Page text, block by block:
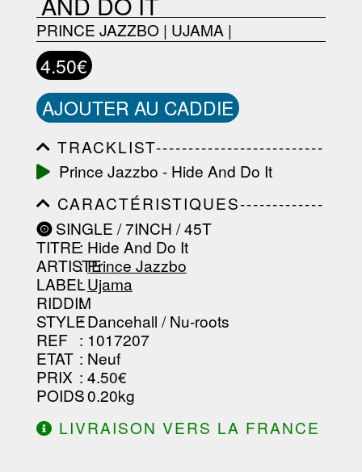
PRINCE JAZZBO| UJAMA |
4.50€
AJOUTER AU CADDIE
TRACKLIST--------------------------
-----------------------------------------
-----------------------------------------
-----------------------------------------
-----------------------------------------
-------------------
Prince Jazzbo - Hide And Do It
CARACTÉRISTIQUES-------------
-----------------------------------------
-----------------------------------------
-----------------------------------------
-----------------------------------------
--------------------------------
SINGLE / 7INCH / 45T
TITRE: Hide And Do It
ARTISTE
:Prince Jazzbo
LABEL
:Ujama
RIDDIM
:
STYLE: Dancehall / Nu-roots
REF : 1017207
ETAT : Neuf
PRIX : 4.50€
POIDS: 0.20kg
LIVRAISON VERS LA FRANCE